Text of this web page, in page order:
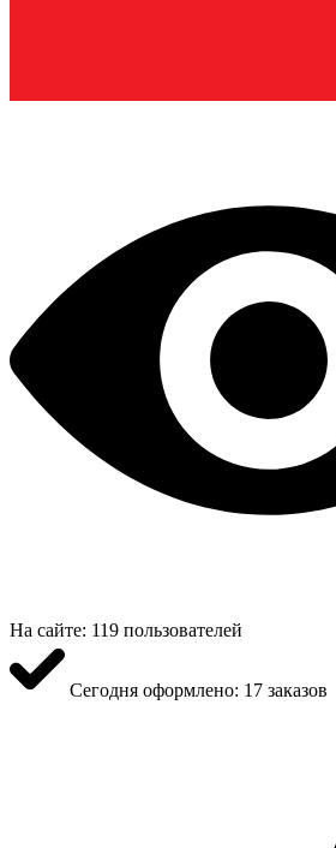
На сайте: 119 пользователей
Сегодня оформлено: 17 заказов